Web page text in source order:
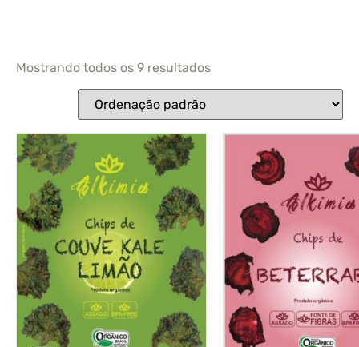
Mostrando todos os 9 resultados